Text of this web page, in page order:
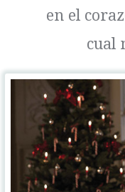
en el
cual